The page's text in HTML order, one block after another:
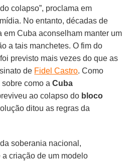
colapso”, proclama em
No entanto, décadas de
em Cuba aconselham manter um
a tais manchetes. O fim do
previsto mais vezes do que as
de Fidel Castro. Como
sobre como aCuba
ao colapso do bloco
ditou as regras da
soberania nacional,
criação de um modelo